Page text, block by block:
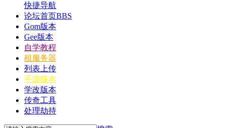
快捷导航
论坛首页BBS
Gom版本
Gee版本
自学教程
租服务器
列表上传
手游版本
学改版本
传奇工具
处理劫持